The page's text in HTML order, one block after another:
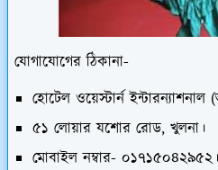
যোগাযোগের ঠিকানা-
হোটেল ওয়েস্টার্ন
৫১ লোয়ার যশোর রোড, খুলনা।
মোবাইল নম্বার- ০১৭১৫০৪২৯৫২।